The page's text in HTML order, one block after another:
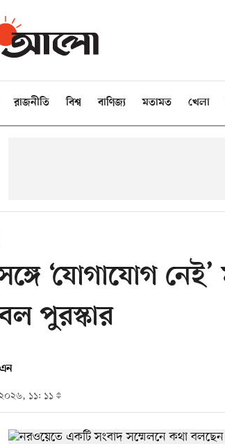
রাজনীতি বিশ্ব বাণিজ্য মতামত খেলা
সঙ্গে ‘যোগাযোগ
পুরস্কার
১১: ১১